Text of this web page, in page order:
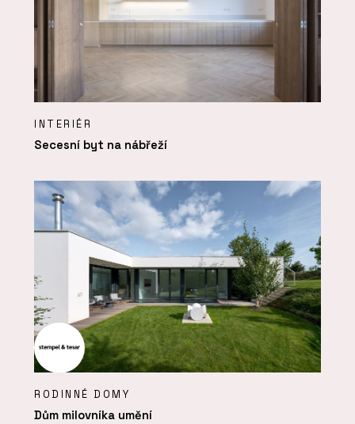
INTERIÉR
Secesní byt na nábřeží
RODINNÉ DOMY
Dům milovníka umění